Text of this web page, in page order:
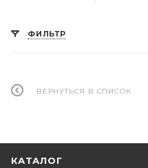
ФИЛЬТР
ВЕРНУТЬСЯ В СПИСОК
КАТАЛОГ